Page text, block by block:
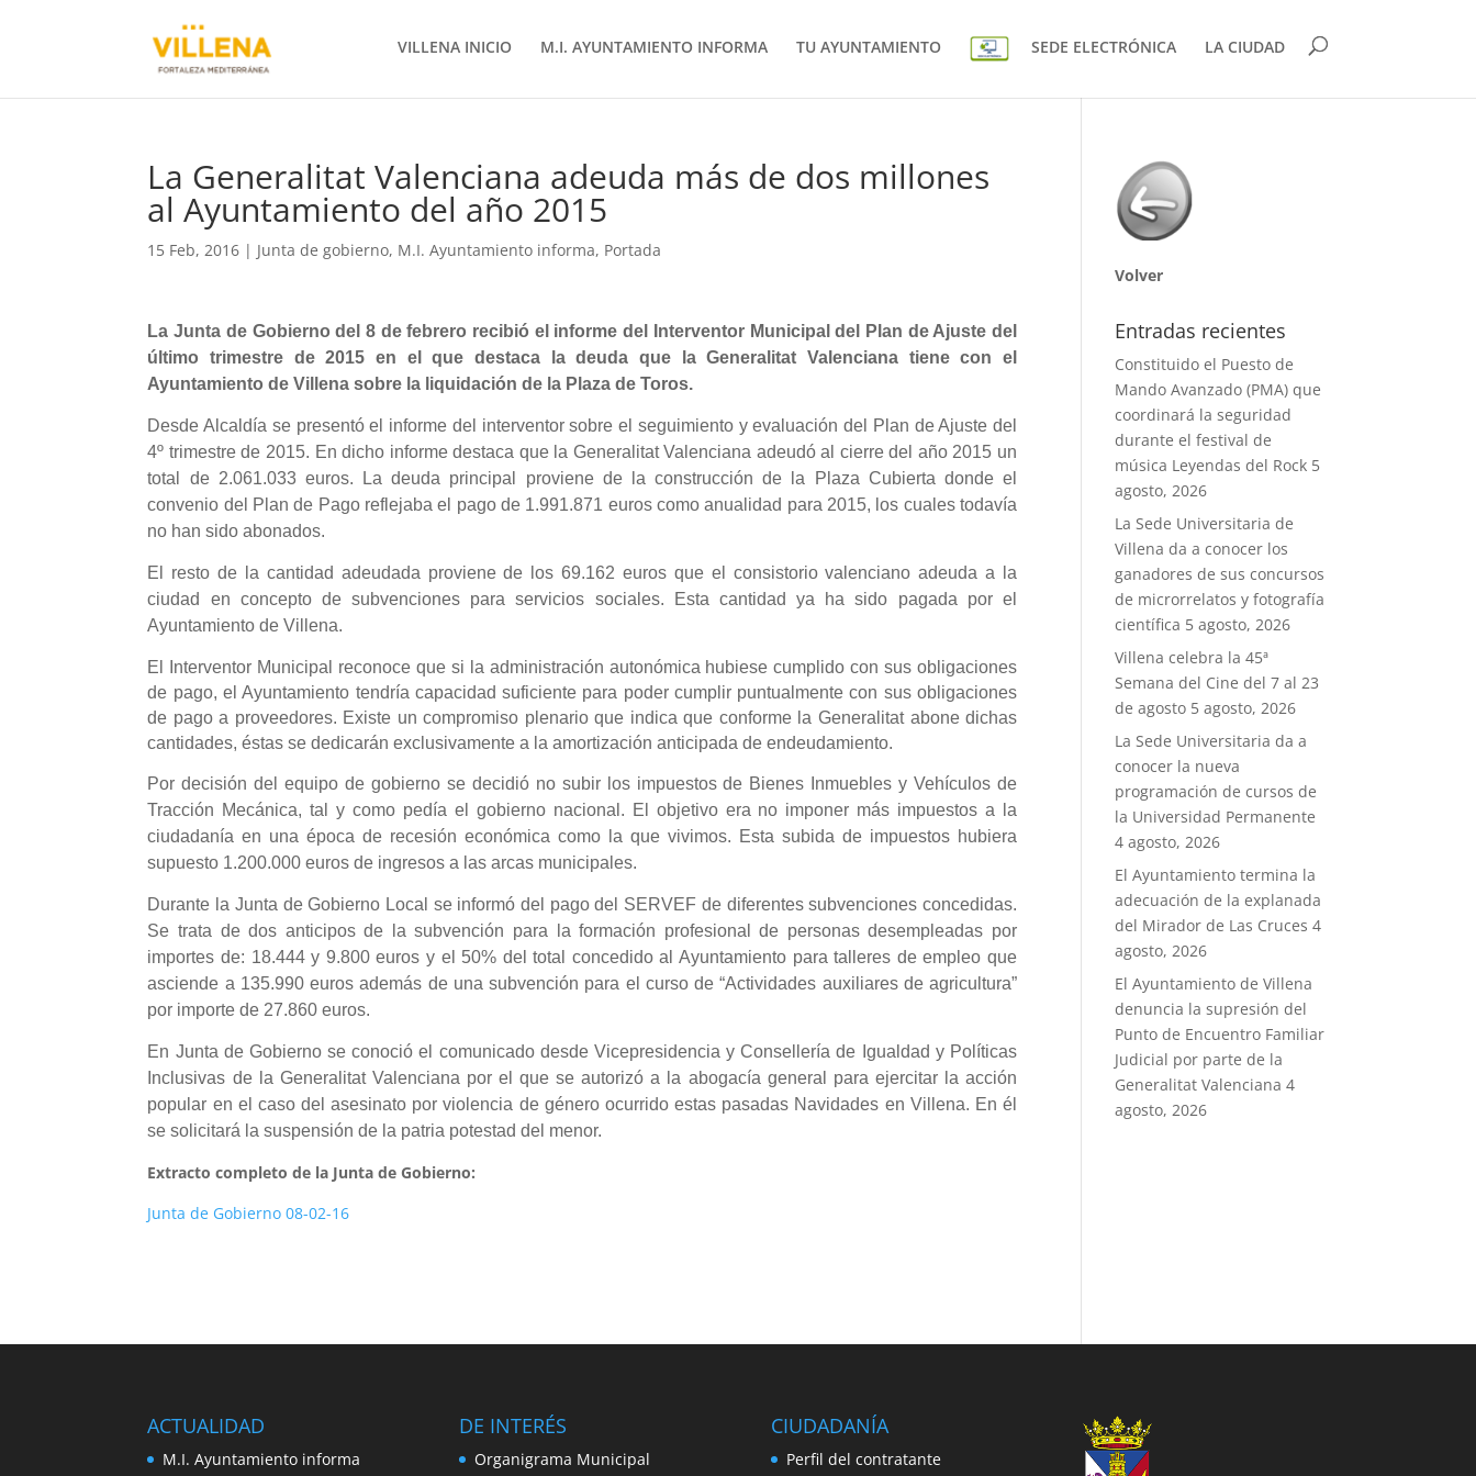
VILLENA INICIO M.I. AYUNTAMIENTO INFORMA TU AYUNTAMIENTO SEDE ELECTRÓNICA LA CIUDAD
La Generalitat Valenciana adeuda más de dos millones
al Ayuntamiento del año 2015
15 Feb, 2016 | Junta de gobierno, M.I. Ayuntamiento informa, Portada
La Junta de Gobierno del 8 de febrero recibió el informe del Interventor Municipal del Plan de Ajuste del
último trimestre de 2015 en el que destaca la deuda que la Generalitat Valenciana tiene con el
Ayuntamiento de Villena sobre la liquidación de la Plaza de Toros.
Desde Alcaldía se presentó el informe del interventor sobre el seguimiento y evaluación del Plan de Ajuste del
4º trimestre de 2015. En dicho informe destaca que la Generalitat Valenciana adeudó al cierre del año 2015 un
total de 2.061.033 euros. La deuda principal proviene de la construcción de la Plaza Cubierta donde el
convenio del Plan de Pago reflejaba el pago de 1.991.871 euros como anualidad para 2015, los cuales todavía
no han sido abonados.
El resto de la cantidad adeudada proviene de los 69.162 euros que el consistorio valenciano adeuda a la
ciudad en concepto de subvenciones para servicios sociales. Esta cantidad ya ha sido pagada por el
Ayuntamiento de Villena.
El Interventor Municipal reconoce que si la administración autonómica hubiese cumplido con sus obligaciones
de pago, el Ayuntamiento tendría capacidad suficiente para poder cumplir puntualmente con sus obligaciones
de pago a proveedores. Existe un compromiso plenario que indica que conforme la Generalitat abone dichas
cantidades, éstas se dedicarán exclusivamente a la amortización anticipada de endeudamiento.
Por decisión del equipo de gobierno se decidió no subir los impuestos de Bienes Inmuebles y Vehículos de
Tracción Mecánica, tal y como pedía el gobierno nacional. El objetivo era no imponer más impuestos a la
ciudadanía en una época de recesión económica como la que vivimos. Esta subida de impuestos hubiera
supuesto 1.200.000 euros de ingresos a las arcas municipales.
Durante la Junta de Gobierno Local se informó del pago del SERVEF de diferentes subvenciones concedidas.
Se trata de dos anticipos de la subvención para la formación profesional de personas desempleadas por
importes de: 18.444 y 9.800 euros y el 50% del total concedido al Ayuntamiento para talleres de empleo que
asciende a 135.990 euros además de una subvención para el curso de “Actividades auxiliares de agricultura”
por importe de 27.860 euros.
En Junta de Gobierno se conoció el comunicado desde Vicepresidencia y Consellería de Igualdad y Políticas
Inclusivas de la Generalitat Valenciana por el que se autorizó a la abogacía general para ejercitar la acción
popular en el caso del asesinato por violencia de género ocurrido estas pasadas Navidades en Villena. En él
se solicitará la suspensión de la patria potestad del menor.
Extracto completo de la Junta de Gobierno:
Junta de Gobierno 08-02-16
Volver
Entradas recientes
Constituido el Puesto de
Mando Avanzado (PMA) que
coordinará la seguridad
durante el festival de
música Leyendas del Rock 5
agosto, 2026
La Sede Universitaria de
Villena da a conocer los
ganadores de sus concursos
de microrrelatos y fotografía
científica 5 agosto, 2026
Villena celebra la 45ª
Semana del Cine del 7 al 23
de agosto 5 agosto, 2026
La Sede Universitaria da a
conocer la nueva
programación de cursos de
la Universidad Permanente
4 agosto, 2026
El Ayuntamiento termina la
adecuación de la explanada
del Mirador de Las Cruces 4
agosto, 2026
El Ayuntamiento de Villena
denuncia la supresión del
Punto de Encuentro Familiar
Judicial por parte de la
Generalitat Valenciana 4
agosto, 2026
ACTUALIDAD
M.I. Ayuntamiento informa
DE INTERÉS
Organigrama Municipal
CIUDADANÍA
Perfil del contratante